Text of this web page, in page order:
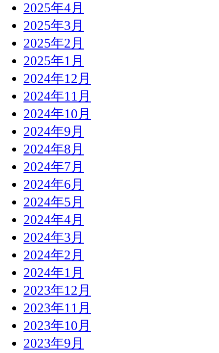
2025年4月
2025年3月
2025年2月
2025年1月
2024年12月
2024年11月
2024年10月
2024年9月
2024年8月
2024年7月
2024年6月
2024年5月
2024年4月
2024年3月
2024年2月
2024年1月
2023年12月
2023年11月
2023年10月
2023年9月